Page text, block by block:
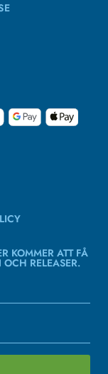
KOMMER ATT FÅ
OCH RELEASER.